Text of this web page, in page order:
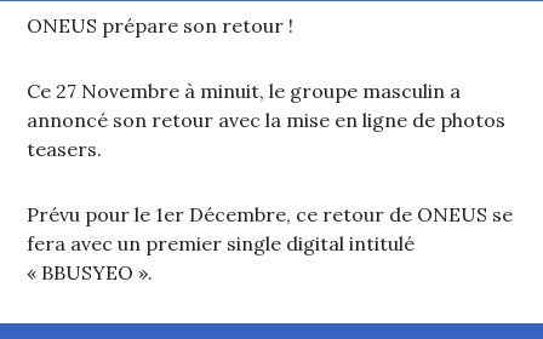
ONEUS prépare son retour !
Ce 27 Novembre à minuit, le groupe masculin a
annoncé son retour avec la mise en ligne de photos
teasers.
Prévu pour le 1er Décembre, ce retour de ONEUS se
fera avec un premier single digital intitulé
« BBUSYEO ».